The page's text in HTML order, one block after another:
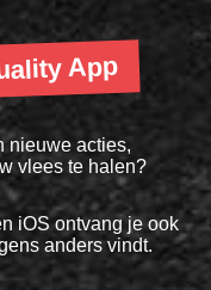
App
nieuwe acties,
vlees te halen?
iOS ontvang je ook
anders vindt.